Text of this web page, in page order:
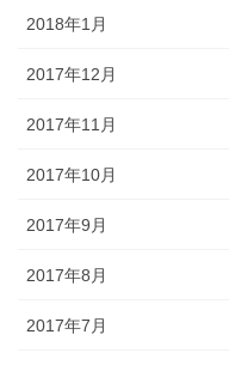
2018年1月
2017年12月
2017年11月
2017年10月
2017年9月
2017年8月
2017年7月